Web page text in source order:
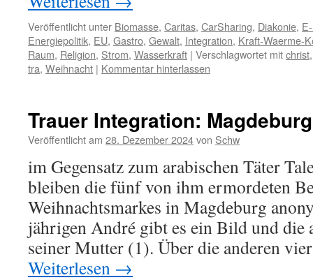
Veröffentlicht unter Biomasse, Caritas, CarSharing, Diakonie,
Energiepolitik, EU, Gastro, Gewalt, Integration, Kraft-Waerme-
Raum, Religion, Strom, Wasserkraft | Verschlagwortet mitchrist
tra, Weihnacht | Kommentar hinterlassen
Trauer Integration: Magdeburg
Veröffentlicht am 28. Dezember 2024von Schw
im Gegensatz zum arabischen Täter
bleiben die fünf von ihm ermordeten
Weihnachtsmarkes in Magdeburg
jährigen André gibt es ein Bild und die
seiner Mutter (1). Über die anderen
Weiterlesen →